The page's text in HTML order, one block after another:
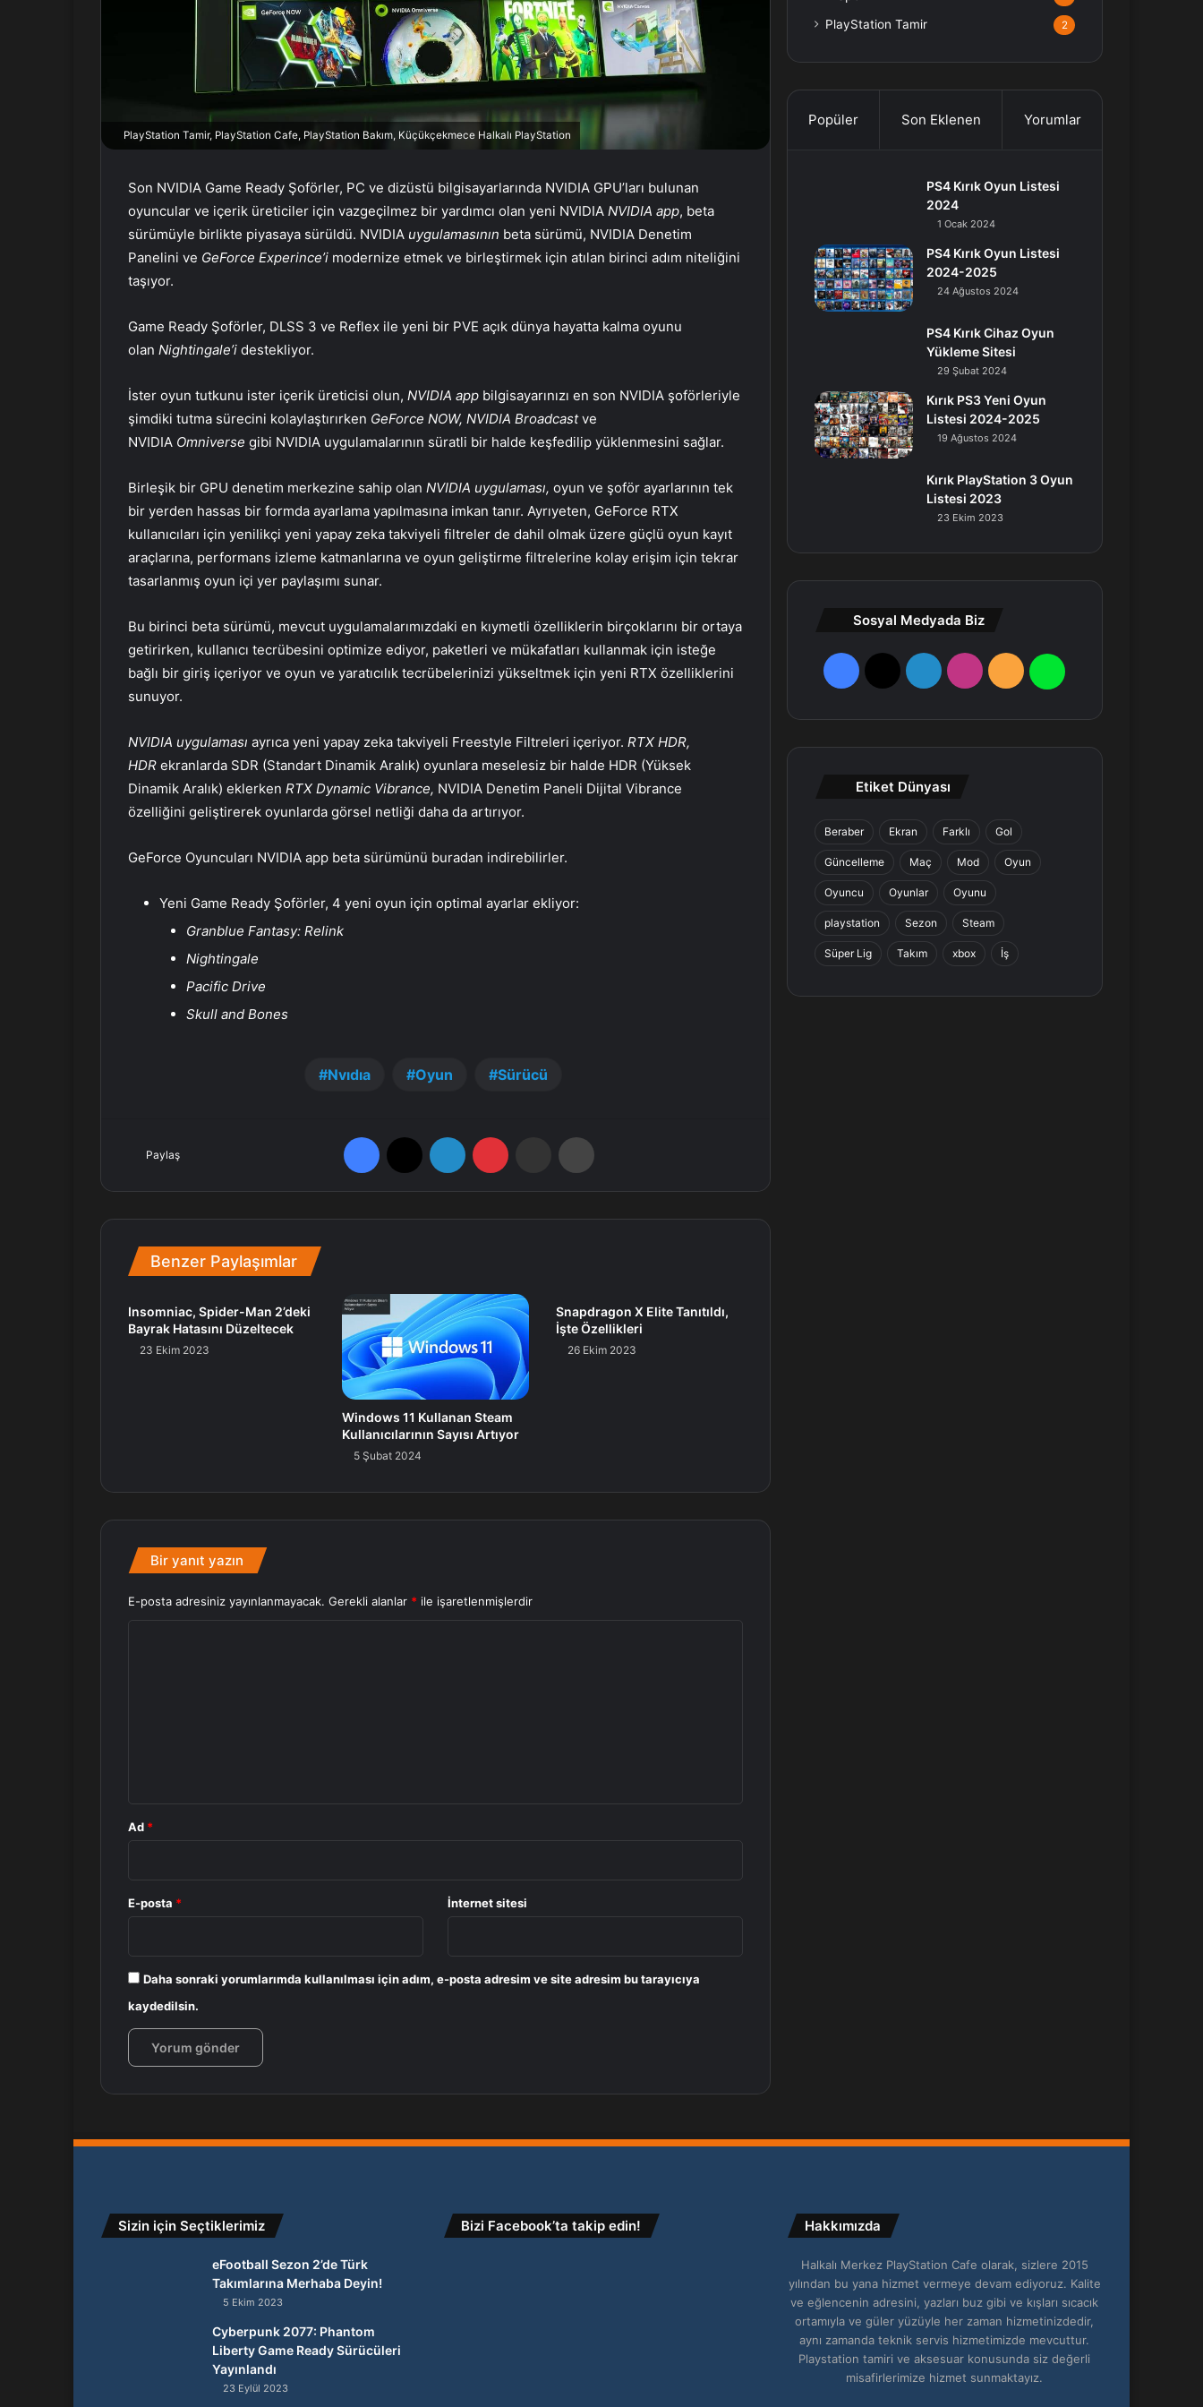
d
e
r
m
k
PlayStation Tamir, PlayStation Cafe, PlayStation Bakım, Küçükçekmece Halkalı PlayStation
Son NVIDIA Game Ready Şoförler, PC ve dizüstü bilgisayarlarında NVIDIA GPU’ları bulunan
oyuncular ve içerik üreticiler için vazgeçilmez bir yardımcı olan yeni NVIDIA NVIDIA app, beta
sürümüyle birlikte piyasaya sürüldü. NVIDIA uygulamasının beta sürümü, NVIDIA Denetim
Panelini ve GeForce Experince’i modernize etmek ve birleştirmek için atılan birinci adım niteliğini
taşıyor.
Game Ready Şoförler, DLSS 3 ve Reflex ile yeni bir PVE açık dünya hayatta kalma oyunu
olan Nightingale’i destekliyor.
İster oyun tutkunu ister içerik üreticisi olun, NVIDIA app bilgisayarınızı en son NVIDIA şoförleriyle
şimdiki tutma sürecini kolaylaştırırken GeForce NOW, NVIDIA Broadcastve
NVIDIA Omniverse gibi NVIDIA uygulamalarının süratli bir halde keşfedilip yüklenmesini sağlar.
Birleşik bir GPU denetim merkezine sahip olan NVIDIA uygulaması, oyun ve şoför ayarlarının tek
bir yerden hassas bir formda ayarlama yapılmasına imkan tanır. Ayrıyeten, GeForce RTX
kullanıcıları için yenilikçi yeni yapay zeka takviyeli filtreler de dahil olmak üzere güçlü oyun kayıt
araçlarına, performans izleme katmanlarına ve oyun geliştirme filtrelerine kolay erişim için tekrar
tasarlanmış oyun içi yer paylaşımı sunar.
Bu birinci beta sürümü, mevcut uygulamalarımızdaki en kıymetli özelliklerin birçoklarını bir ortaya
getirirken, kullanıcı tecrübesini optimize ediyor, paketleri ve mükafatları kullanmak için isteğe
bağlı bir giriş içeriyor ve oyun ve yaratıcılık tecrübelerinizi yükseltmek için yeni RTX özelliklerini
sunuyor.
NVIDIA uygulaması ayrıca yeni yapay zeka takviyeli Freestyle Filtreleri içeriyor. RTX HDR,
HDR ekranlarda SDR (Standart Dinamik Aralık) oyunlara meselesiz bir halde HDR (Yüksek
Dinamik Aralık) eklerken RTX Dynamic Vibrance, NVIDIA Denetim Paneli Dijital Vibrance
özelliğini geliştirerek oyunlarda görsel netliği daha da artırıyor.
GeForce Oyuncuları NVIDIA app beta sürümünü buradan indirebilirler.
Yeni Game Ready Şoförler, 4 yeni oyun için optimal ayarlar ekliyor:
Granblue Fantasy: Relink
Nightingale
Pacific Drive
Skull and Bones
Nvıdıa Oyun Sürücü
Paylaş
Benzer Paylaşımlar
Insomniac, Spider-Man 2’deki
Bayrak Hatasını Düzeltecek
23 Ekim 2023
Windows 11 Kullanan Steam
Kullanıcılarının Sayısı Artıyor
5 Şubat 2024
Snapdragon X Elite Tanıtıldı,
İşte Özellikleri
26 Ekim 2023
Bir yanıt yazın
E-posta adresiniz yayınlanmayacak. Gerekli alanlar * ile işaretlenmişlerdir
Ad *
E-posta * İnternet sitesi
Daha sonraki yorumlarımda kullanılması için adım, e-posta adresim ve site adresim bu tarayıcıya
kaydedilsin.
PlayStation Tamir 2
Popüler Son Eklenen Yorumlar
PS4 Kırık Oyun Listesi
2024
1 Ocak 2024
PS4 Kırık Oyun Listesi
2024-2025
24 Ağustos 2024
PS4 Kırık Cihaz Oyun
Yükleme Sitesi
29 Şubat 2024
Kırık PS3 Yeni Oyun
Listesi 2024-2025
19 Ağustos 2024
Kırık PlayStation 3 Oyun
Listesi 2023
23 Ekim 2023
Sosyal Medyada Biz
F
e
k
X
L
n
a
m
R
W
a
Etiket Dünyası
Beraber Ekran Farklı Gol
Güncelleme Maç Mod Oyun
Oyuncu Oyunlar Oyunu
playstation Sezon Steam
Süper Lig Takım xbox İş
Sizin için Seçtiklerimiz
eFootball Sezon 2’de Türk
Takımlarına Merhaba Deyin!
5 Ekim 2023
Cyberpunk 2077: Phantom
Liberty Game Ready Sürücüleri
Yayınlandı
23 Eylül 2023
Bizi Facebook’ta takip edin! Hakkımızda
Halkalı Merkez PlayStation Cafe olarak, sizlere 2015
yılından bu yana hizmet vermeye devam ediyoruz. Kalite
ve eğlencenin adresini, yazları buz gibi ve kışları sıcacık
ortamıyla ve güler yüzüyle her zaman hizmetinizdedir,
aynı zamanda teknik servis hizmetimizde mevcuttur.
Playstation tamiri ve aksesuar konusunda siz değerli
misafirlerimize hizmet sunmaktayız.